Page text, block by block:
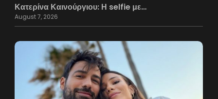
Κατερίνα Καινούργιου: Η selfie με…
August 7, 2026